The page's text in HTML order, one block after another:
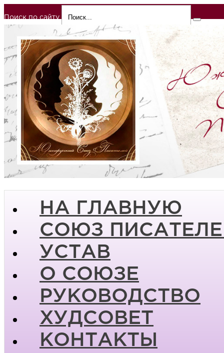
Поиск по сайту
НА ГЛАВНУЮ
СОЮЗ
УСТАВ
О СОЮЗЕ
РУКОВОДСТВО
ХУДСОВЕТ
КОНТАКТЫ